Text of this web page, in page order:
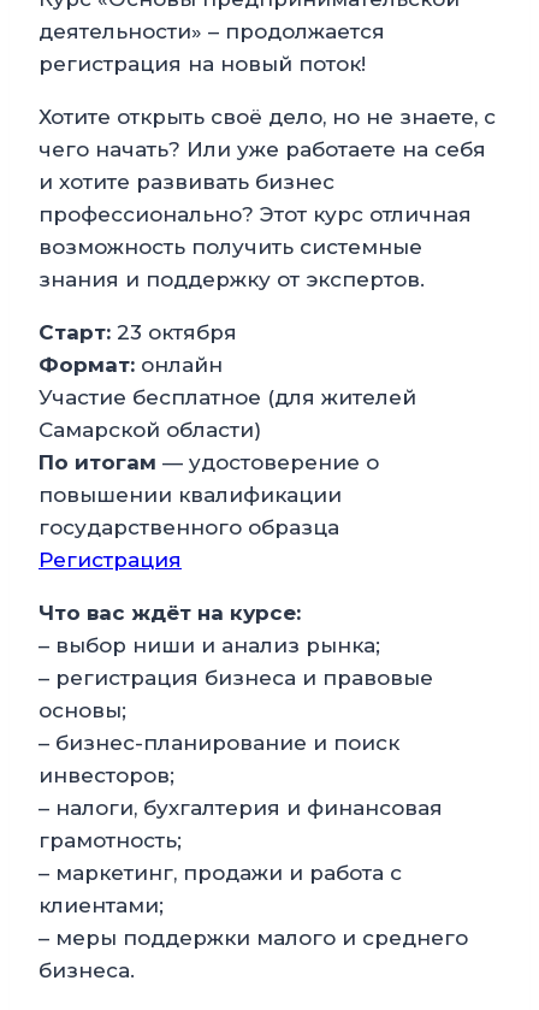
деятельности» – продолжается
регистрация на новый поток!
Хотите открыть своё дело, но не знаете, с
чего начать? Или уже работаете на себя
и хотите развивать бизнес
профессионально? Этот курс отличная
возможность получить системные
знания и поддержку от экспертов.
Старт: 23 октября
Формат: онлайн
Участие бесплатное (для жителей
Самарской области)
По итогам — удостоверение о
повышении квалификации
государственного образца
Регистрация
Что вас ждёт на курсе:
– выбор ниши и анализ рынка;
– регистрация бизнеса и правовые
основы;
– бизнес-планирование и поиск
инвесторов;
– налоги, бухгалтерия и финансовая
грамотность;
– маркетинг, продажи и работа с
клиентами;
– меры поддержки малого и среднего
бизнеса.